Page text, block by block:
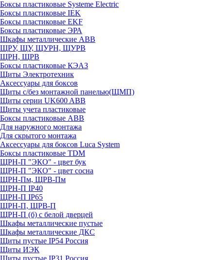
Боксы пластиковые Systeme Electric
Боксы пластиковые IEK
Боксы пластиковые EKF
Боксы пластиковые ЭРА
Шкафы металлические ABB
ЩРУ, ЩУ, ЩУРН, ЩУРВ
ЩРН, ЩРВ
Боксы пластиковые КЭАЗ
Щиты Электротехник
Аксессуары для боксов
Щиты с/без монтажной панелью(ЩМП)
Щиты серии UK600 ABB
Щиты учета пластиковые
Боксы пластиковые ABB
Для наружного монтажа
Для скрытого монтажа
Аксессуары для боксов Luca System
Боксы пластиковые TDM
ЩРН-П "ЭКО" - цвет бук
ЩРН-П "ЭКО" - цвет сосна
ЩРН-Пм, ЩРВ-Пм
ЩРН-П IP40
ЩРН-П IP65
ЩРН-П, ЩРВ-П
ЩРН-П (б) с белой дверцей
Шкафы металлические пустые
Шкафы металлические ДКС
Щиты пустые IP54 Россия
Щиты ИЭК
Щиты пустые IP31 Россия